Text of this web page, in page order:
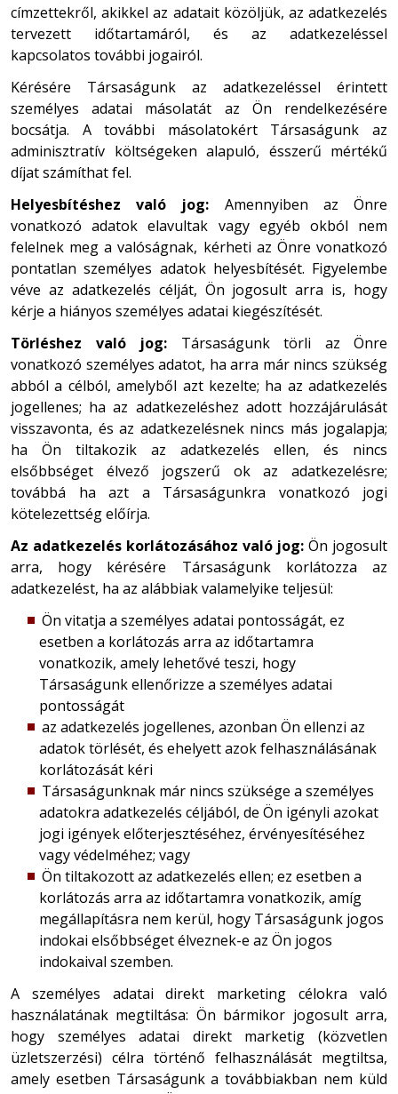
címzettekről, akikkel az adatait közöljük, az adatkezelés
tervezett időtartamáról, és az adatkezeléssel
kapcsolatos további jogairól.
Kérésére Társaságunk az adatkezeléssel érintett
személyes adatai másolatát az Ön rendelkezésére
bocsátja. A további másolatokért Társaságunk az
adminisztratív költségeken alapuló, ésszerű mértékű
díjat számíthat fel.
Helyesbítéshez való jog: Amennyiben az Önre
vonatkozó adatok elavultak vagy egyéb okból nem
felelnek meg a valóságnak, kérheti az Önre vonatkozó
pontatlan személyes adatok helyesbítését. Figyelembe
véve az adatkezelés célját, Ön jogosult arra is, hogy
kérje a hiányos személyes adatai kiegészítését.
Törléshez való jog: Társaságunk törli az Önre
vonatkozó személyes adatot, ha arra már nincs szükség
abból a célból, amelyből azt kezelte; ha az adatkezelés
jogellenes; ha az adatkezeléshez adott hozzájárulását
visszavonta, és az adatkezelésnek nincs más jogalapja;
ha Ön tiltakozik az adatkezelés ellen, és nincs
elsőbbséget élvező jogszerű ok az adatkezelésre;
továbbá ha azt a Társaságunkra vonatkozó jogi
kötelezettség előírja.
Az adatkezelés korlátozásához való jog: Ön jogosult
arra, hogy kérésére Társaságunk korlátozza az
adatkezelést, ha az alábbiak valamelyike teljesül:
Ön vitatja a személyes adatai pontosságát, ez
esetben a korlátozás arra az időtartamra
vonatkozik, amely lehetővé teszi, hogy
Társaságunk ellenőrizze a személyes adatai
pontosságát
az adatkezelés jogellenes, azonban Ön ellenzi az
adatok törlését, és ehelyett azok felhasználásának
korlátozását kéri
Társaságunknak már nincs szüksége a személyes
adatokra adatkezelés céljából, de Ön igényli azokat
jogi igények előterjesztéséhez, érvényesítéséhez
vagy védelméhez; vagy
Ön tiltakozott az adatkezelés ellen; ez esetben a
korlátozás arra az időtartamra vonatkozik, amíg
megállapításra nem kerül, hogy Társaságunk jogos
indokai elsőbbséget élveznek-e az Ön jogos
indokaival szemben.
A személyes adatai direkt marketing célokra való
használatának megtiltása: Ön bármikor jogosult arra,
hogy személyes adatai direkt marketig (közvetlen
üzletszerzési) célra történő felhasználását megtiltsa,
amely esetben Társaságunk a továbbiakban nem küld